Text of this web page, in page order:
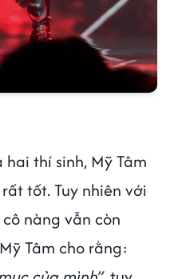
thí sinh, Mỹ Tâm
tốt. Tuy nhiên với
nàng vẫn còn
Tâm cho rằng: